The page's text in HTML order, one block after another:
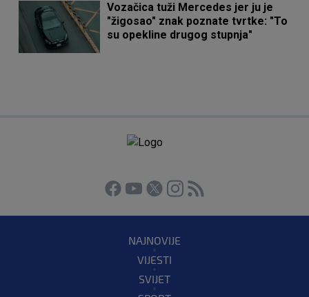
Vozačica tuži Mercedes jer ju je
"žigosao" znak poznate tvrtke: "To
su opekline drugog stupnja"
NAJNOVIJE
VIJESTI
SVIJET